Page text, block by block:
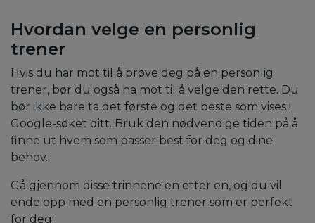
Hvordan velge en personlig
trener
Hvis du har mot til å prøve deg på en personlig
trener, bør du også ha mot til å velge den rette. Du
bør ikke bare ta det første og det beste som vises i
Google-søket ditt. Bruk den nødvendige tiden på å
finne ut hvem som passer best for deg og dine
behov.
Gå gjennom disse trinnene en etter en, og du vil
ende opp med en personlig trener som er perfekt
for deg: